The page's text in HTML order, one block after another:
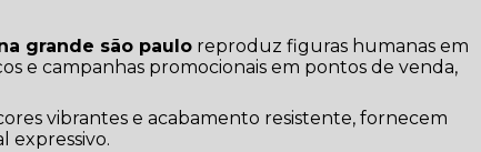
grande são paulo reproduz figuras humanas em
e campanhas promocionais em pontos de venda,
vibrantes e acabamento resistente, fornecem
expressivo.